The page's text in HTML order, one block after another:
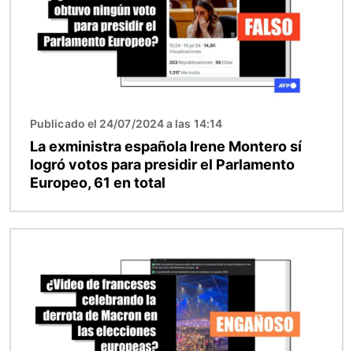
Publicado el 24/07/2024 a las 14:14
La exministra española Irene Montero sí
logró votos para presidir el Parlamento
Europeo, 61 en total